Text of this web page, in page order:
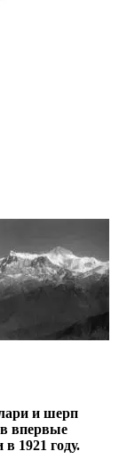
и шерп
впервые
1921 году.